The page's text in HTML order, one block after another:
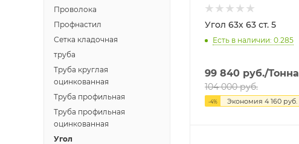
Угол 63х 63 ст. 5
Есть в наличии: 0.285
99 840 руб./Тонна
104 000руб.
-4% Экономия 4 160 руб.
Проволока
Профнастил
Сетка кладочная
труба
Труба круглая
оцинкованная
Труба профильная
Труба профильная
оцинкованная
Угол